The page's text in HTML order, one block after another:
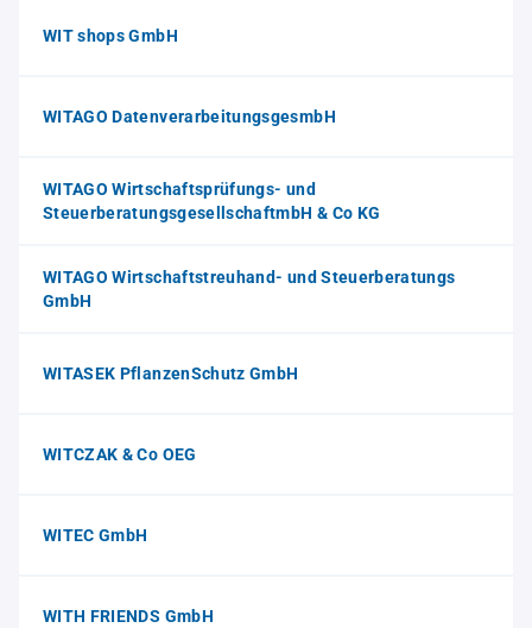
WIT shops GmbH
WITAGO DatenverarbeitungsgesmbH
WITAGO Wirtschaftsprüfungs- und
SteuerberatungsgesellschaftmbH & Co KG
WITAGO Wirtschaftstreuhand- und Steuerberatungs
GmbH
WITASEK PflanzenSchutz GmbH
WITCZAK & Co OEG
WITEC GmbH
WITH FRIENDS GmbH